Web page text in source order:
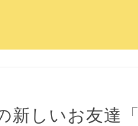
新しいお友達